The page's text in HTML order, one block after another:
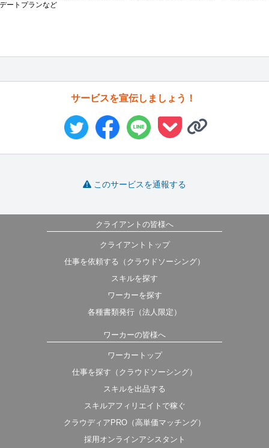
ートプランなど
サービスを宣伝しましょう！
このサービスを通報する
クライアントの皆様へ
クライアントトップ
仕事を依頼する（クラウドソーシング）
スキルを探す
ワーカーを探す
各種書類発行（法人限定）
ワーカーの皆様へ
ワーカートップ
仕事を探す（クラウドソーシング）
スキルを出品する
スキルアフィリエイトで稼ぐ
クラウディアPRO（高単価マッチング）
採用オンラインアシスタント